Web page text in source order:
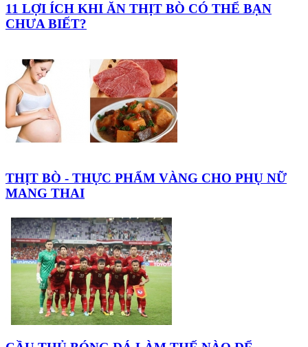
11 LỢI ÍCH KHI ĂN THỊT BÒ CÓ THỂ BẠN
CHƯA BIẾT?
THỊT BÒ - THỰC PHẨM VÀNG CHO PHỤ NỮ
MANG THAI